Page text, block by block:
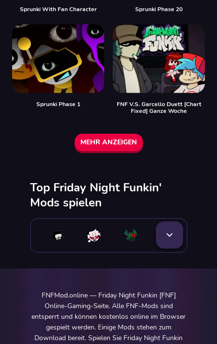
Sprunki With Fan Character Sprunki Phase 20
Sprunki Phase 1
FNF V.S. Garcello Duett [Chart
Fixed] Ganze Woche
MEHR ANZEIGEN
Top Friday Night Funkin'
Mods spielen
FNFMod.online — Friday Night Funkin [FNF]
Online-Gaming-Seite. Alle FNF-Mods sind
entsperrt und können kostenlos online im Browser
gespielt werden. Einige Mods stehen zum
Download bereit. Spielen Sie Friday Night Funkin